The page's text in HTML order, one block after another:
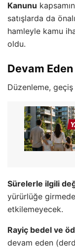
Kanunu
satışlarda da
hamleyle kamu
oldu.
Devam
Düzenleme,
Sürelerle ilgili
yürürlüğe
etkilemeyecek.
Rayiç bedel ve
devam eden